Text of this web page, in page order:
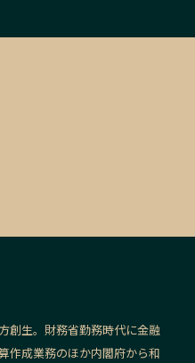
創生。財務省勤務時代に金融
作成業務のほか内閣府から和